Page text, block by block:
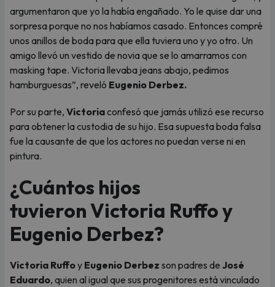
argumentaron que yo la había engañado. Yo le quise dar una
sorpresa porque no nos habíamos casado. Entonces compré
unos anillos de boda para que ella tuviera uno y yo otro. Un
amigo llevó un vestido de novia que se lo amarramos con
masking tape. Victoria llevaba jeans abajo, pedimos
hamburguesas”, reveló Eugenio Derbez.
Por su parte, Victoriaconfesó que jamás utilizó ese recurso
para obtener la custodia de su hijo. Esa supuesta boda falsa
fue la causante de que los actores no puedan verse ni en
pintura.
¿Cuántos hijos
tuvieron Victoria Ruffo y
Eugenio Derbez?
Victoria Ruffoy Eugenio Derbez son padres de José
Eduardo, quien al igual que sus progenitores está vinculado